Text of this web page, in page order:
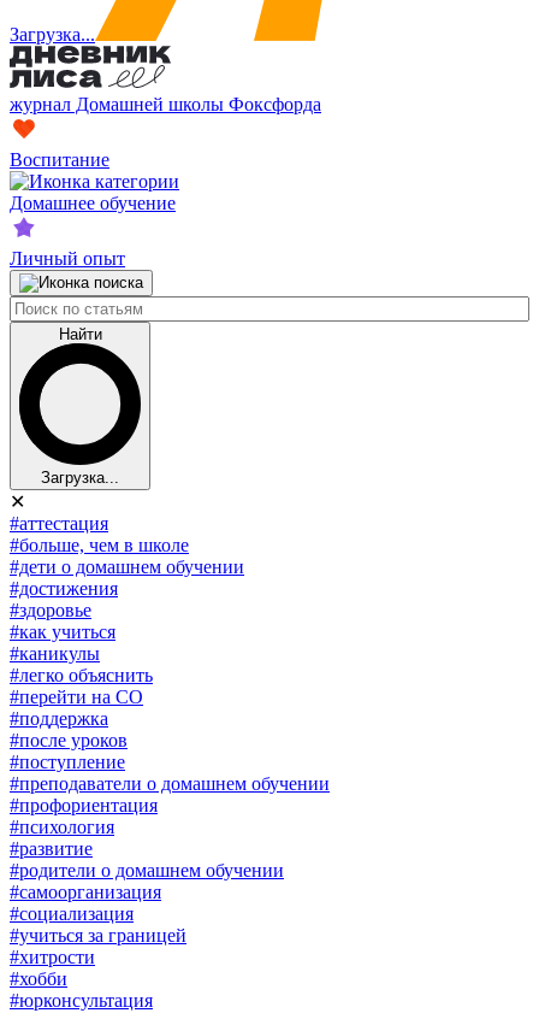
Загрузка...
журнал Домашней школы Фоксфорда
Воспитание
Домашнее обучение
Личный опыт
Найти
Загрузка...
✕
#аттестация
#больше, чем в школе
#дети о домашнем обучении
#достижения
#здоровье
#как учиться
#каникулы
#легко объяснить
#перейти на СО
#поддержка
#после уроков
#поступление
#преподаватели о домашнем обучении
#профориентация
#психология
#развитие
#родители о домашнем обучении
#самоорганизация
#социализация
#учиться за границей
#хитрости
#хобби
#юрконсультация